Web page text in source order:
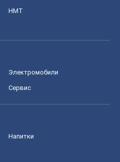
НМТ
Электромобили
Сервис
Напитки